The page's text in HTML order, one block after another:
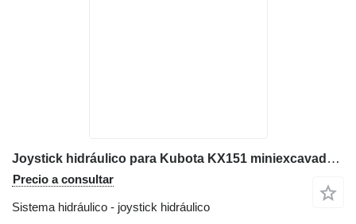
Joystick hidráulico para Kubota KX151 miniexcavadora
Precio a consultar
Sistema hidráulico - joystick hidráulico